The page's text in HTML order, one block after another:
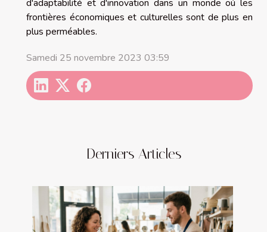
Derniers Articles
d'adaptabilité et d'innovation dans un monde où les
frontières économiques et culturelles sont de plus en
plus perméables.
Samedi 25 novembre 2023 03:59